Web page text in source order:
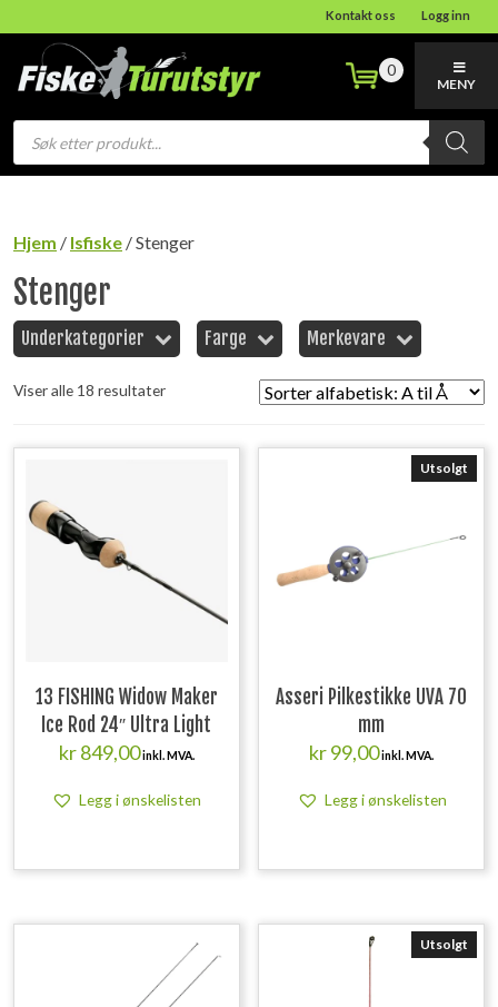
Kontakt oss Logg inn
Products
search
0
MENY
Hjem / Isfiske / Stenger
Stenger
Underkategorier Farge Merkevare
Viser alle 18 resultater
13 FISHING Widow Maker
Ice Rod 24″ Ultra Light
kr849,00inkl. MVA.
Legg i ønskelisten
Utsolgt
Asseri Pilkestikke UVA 70
mm
kr99,00inkl. MVA.
Legg i ønskelisten
Utsolgt